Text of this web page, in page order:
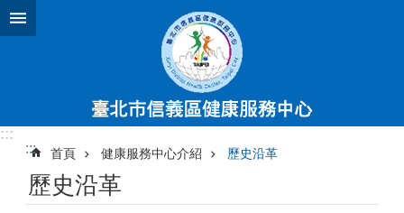
跳到主要內容區塊
:::
:::
首頁 健康服務中心介紹 歷史沿革
歷史沿革